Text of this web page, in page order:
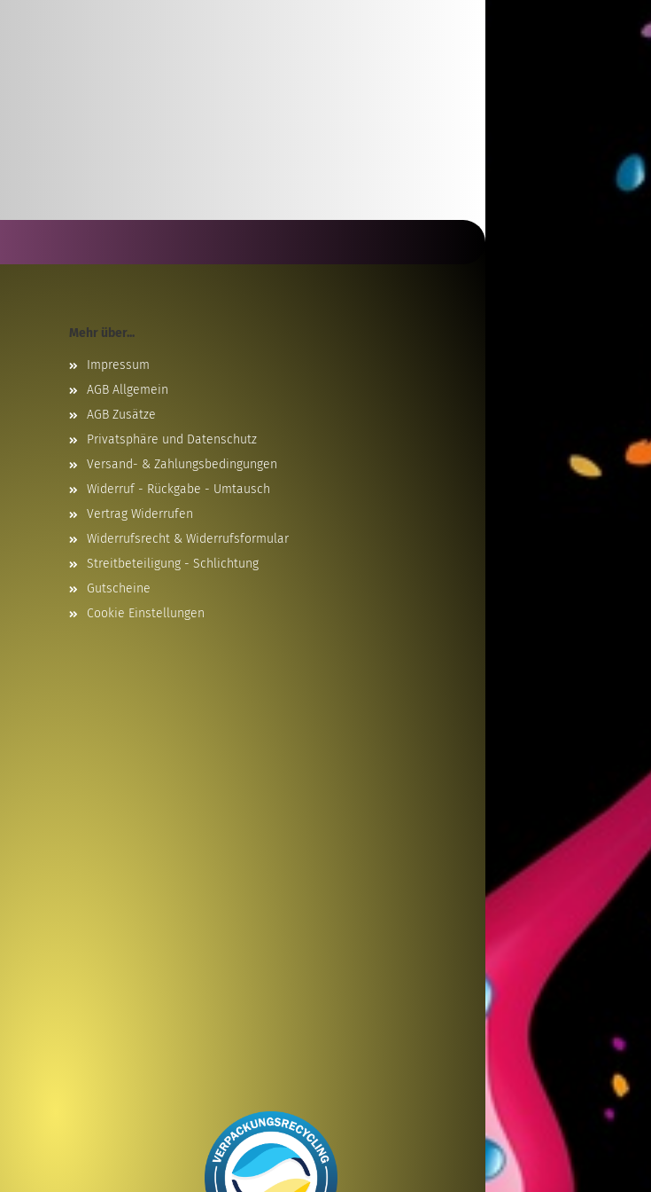
Mehr über...
Impressum
AGB Allgemein
AGB Zusätze
Privatsphäre und Datenschutz
Versand- & Zahlungsbedingungen
Widerruf - Rückgabe - Umtausch
Vertrag Widerrufen
Widerrufsrecht & Widerrufsformular
Streitbeteiligung - Schlichtung
Gutscheine
Cookie Einstellungen